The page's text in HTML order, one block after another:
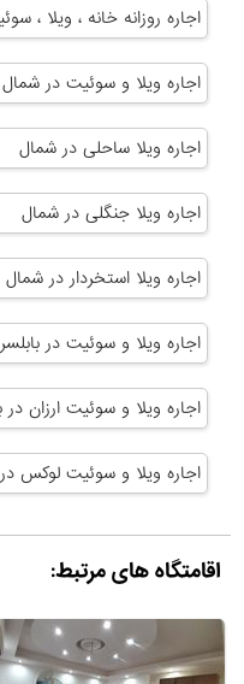
اجاره روزانه خانه ، ویلا ،
اجاره ویلا و سوئیت در شمال
اجاره ویلا ساحلی در شمال
اجاره ویلا جنگلی در شمال
اجاره ویلا استخردار در شمال
اجاره ویلا و سوئیت در بابلسر
اجاره ویلا و سوئیت ارزان در
اجاره ویلا و سوئیت لوکس در
اقامتگاه های مرتبط: